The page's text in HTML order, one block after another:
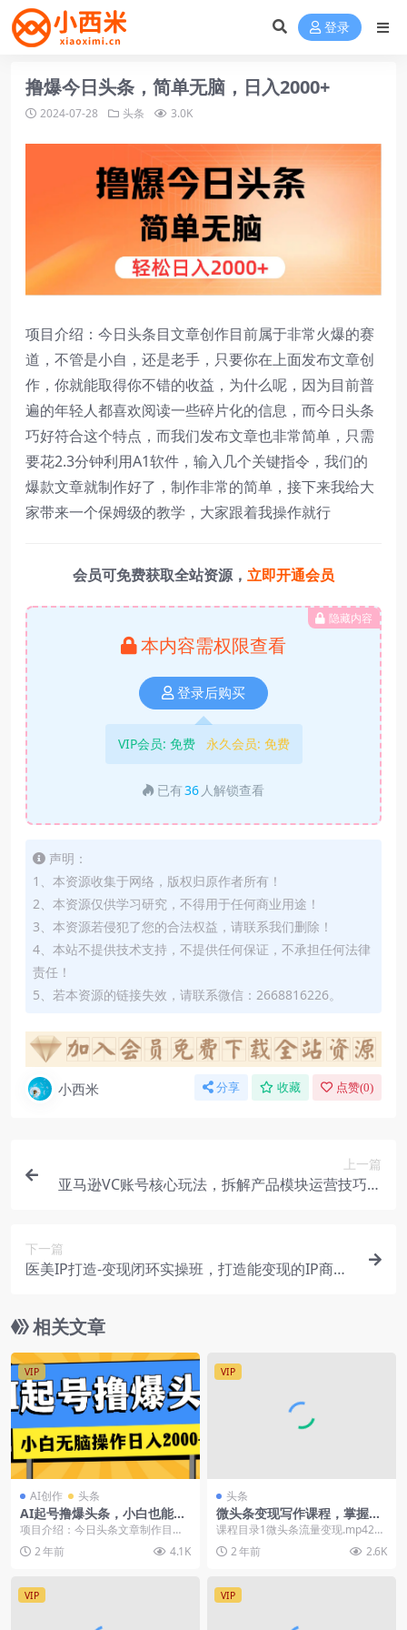
登录
撸爆今日头条，简单无脑，日入2000+
2024-07-28 头条 3.0K
项目介绍：今日头条目文章创作目前属于非常火爆的赛
道，不管是小自，还是老手，只要你在上面发布文章创
作，你就能取得你不错的收益，为什么呢，因为目前普
遍的年轻人都喜欢阅读一些碎片化的信息，而今日头条
巧好符合这个特点，而我们发布文章也非常简单，只需
要花2.3分钟利用A1软件，输入几个关键指令，我们的
爆款文章就制作好了，制作非常的简单，接下来我给大
家带来一个保姆级的教学，大家跟着我操作就行
会员可免费获取全站资源， 立即开通会员
隐藏内容
本内容需权限查看
登录后购买
VIP会员: 免费 永久会员: 免费
已有36 人解锁查看
声明：
1、本资源收集于网络，版权归原作者所有！
2、本资源仅供学习研究，不得用于任何商业用途！
3、本资源若侵犯了您的合法权益，请联系我们删除！
4、本站不提供技术支持，不提供任何保证，不承担任何法律
责任！
5、若本资源的链接失效，请联系微信：2668816226。
小西米 分享 收藏 点赞(0)
上一篇
亚马逊VC账号核心玩法，拆解产品模块运营技巧，
下一篇
医美IP打造-变现闭环实操班，打造能变现的IP商业
相关文章
VIP
AI创作 头条
AI起号撸爆头条，小白也能操
作，日入2000+
项目介绍：今日头条文章制作目前
属于非常火爆的赛道，不管是小
白，还是老手，只要你在...
2 年前 4.1K
VIP
头条
微头条变现写作课程，掌握流
量变现技巧，提升微头条质量
课程目录1微头条流量变现.mp42微
头条优质标准.mp43微头条推荐规
则.mp4...
2 年前 2.6K
VIP VIP